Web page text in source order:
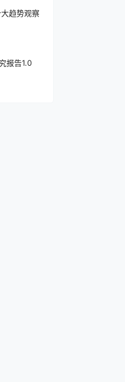
趋势观察
报告1.0